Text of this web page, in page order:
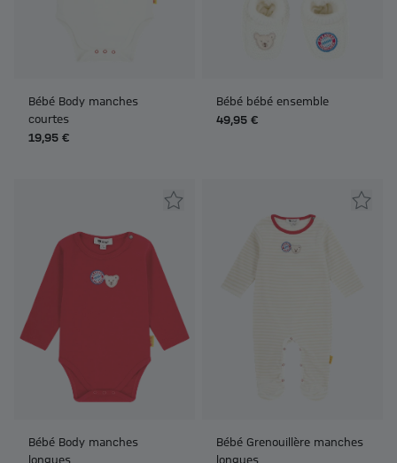
Bébé Body manches
courtes
19,95 €
Bébé bébé ensemble
49,95 €
Bébé Body manches
longues
Bébé Grenouillère manches
longues